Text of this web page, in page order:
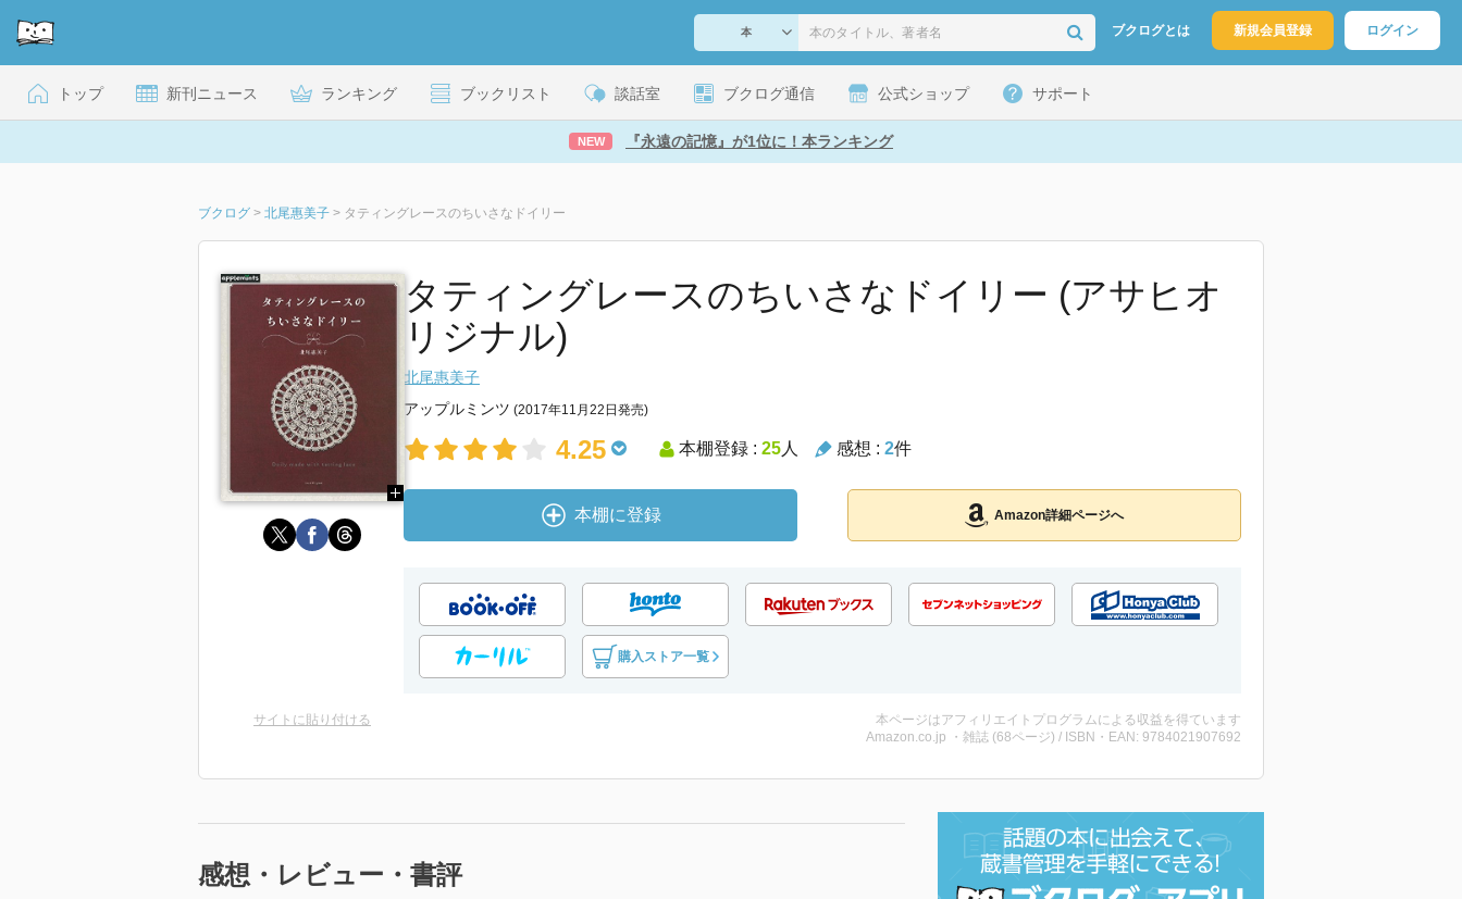
ブクログとは 新規会員登録 ログイン
トップ 新刊ニュース ランキング ブックリスト 談話室 ブクログ通信 公式ショップ サポート
NEW 『永遠の記憶』が1位に！本ランキング
ブクログ > 北尾惠美子 > タティングレースのちいさなドイリー
タティングレースのちいさなドイリー (アサヒオ
リジナル)
北尾惠美子
アップルミンツ (2017年11月22日発売)
4.25 本棚登録 : 25人 感想 : 2件
本棚に登録 Amazon詳細ページへ
購入ストア一覧
サイトに貼り付ける
本ページはアフィリエイトプログラムによる収益を得ています
Amazon.co.jp ・雑誌 (68ページ) / ISBN・EAN: 9784021907692
感想・レビュー・書評